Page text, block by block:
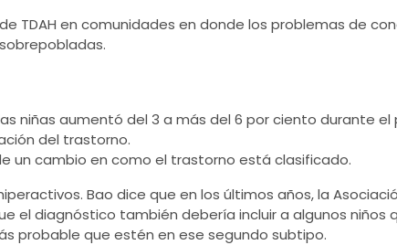
TDAH en comunidades en donde los problemas de
niñas aumentó del 3 a más del 6 por ciento durante
del trastorno.
un cambio en como el trastorno está clasificado.
Bao dice que en los últimos años, la
el diagnóstico también debería incluir a algunos niños
probable que estén en ese segundo subtipo.